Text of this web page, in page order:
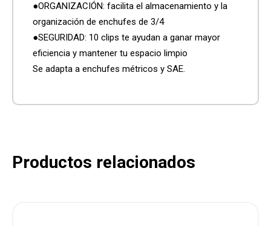
●ORGANIZACIÓN: facilita el almacenamiento y la
organización de enchufes de 3/4
●SEGURIDAD: 10 clips te ayudan a ganar mayor
eficiencia y mantener tu espacio limpio
Se adapta a enchufes métricos y SAE.
Productos relacionados